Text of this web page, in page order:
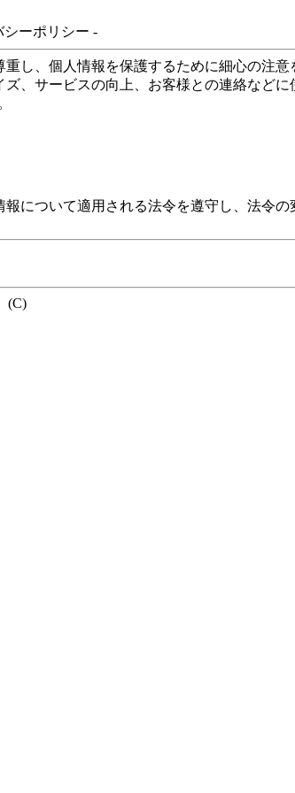
シーポリシー -
し、個人情報を保護するために細心の注意
、サービスの向上、お客様との連絡など
について適用される法令を遵守し、法令の
(C)